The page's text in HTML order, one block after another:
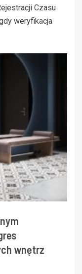
Czasu
weryfikacja
wnętrz